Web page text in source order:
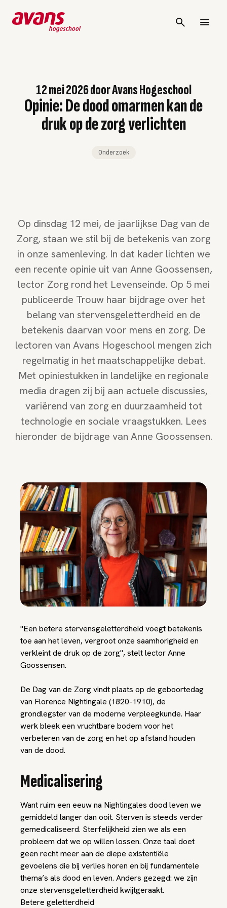
12 mei 2026doorAvans Hogeschool
Opinie: De dood omarmen kan de
druk op de zorg verlichten
Onderzoek
Op dinsdag 12 mei, de jaarlijkse Dag van de
Zorg, staan we stil bij de betekenis van zorg
in onze samenleving. In dat kader lichten we
een recente opinie uit van Anne Goossensen,
lector Zorg rond het Levenseinde. Op 5 mei
publiceerde Trouw haar bijdrage over het
belang van stervensgeletterdheid en de
betekenis daarvan voor mens en zorg. De
lectoren van Avans Hogeschool mengen zich
regelmatig in het maatschappelijke debat.
Met opiniestukken in landelijke en regionale
media dragen zij bij aan actuele discussies,
variërend van zorg en duurzaamheid tot
technologie en sociale vraagstukken. Lees
hieronder de bijdrage van Anne Goossensen.
"Een betere stervensgeletterdheid voegt betekenis
toe aan het leven, vergroot onze saamhorigheid en
verkleint de druk op de zorg", stelt lector Anne
Goossensen.
De Dag van de Zorg vindt plaats op de geboortedag
van Florence Nightingale (1820-1910), de
grondlegster van de moderne verpleegkunde. Haar
werk bleek een vruchtbare bodem voor het
verbeteren van de zorg en het op afstand houden
van de dood.
Medicalisering
Want ruim een eeuw na Nightingales dood leven we
gemiddeld langer dan ooit. Sterven is steeds verder
gemedicaliseerd. Sterfelijkheid zien we als een
probleem dat we op willen lossen. Onze taal doet
geen recht meer aan de diepe existentiële
gevoelens die bij verlies horen en bij fundamentele
thema’s als dood en leven. Anders gezegd: we zijn
onze stervensgeletterdheid kwijtgeraakt.
Betere geletterdheid